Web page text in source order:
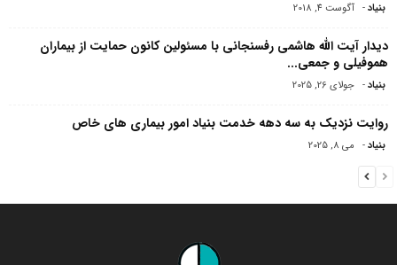
بنیاد- آگوست 4, 2018
دیدار آیت الله هاشمی رفسنجانی با مسئولین کانون حمایت از بیماران
هموفیلى و جمعى...
بنیاد- جولای 26, 2025
روایت نزدیک به سه دهه خدمت بنیاد امور بیماری های خاص
بنیاد- می 8, 2025